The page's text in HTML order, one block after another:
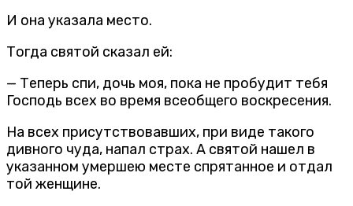
И она указала место.
Тогда святой сказал ей:
— Теперь спи, дочь моя, пока не пробудит тебя
Господь всех во время всеобщего воскресения.
На всех присутствовавших, при виде такого
дивного чуда, напал страх. А святой нашел в
указанном умершею месте спрятанное и отдал
той женщине.